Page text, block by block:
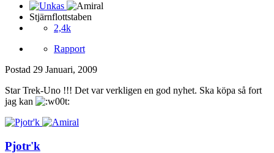
Stjärnflottstaben
2,4k
Rapport
Postad 29 Januari, 2009
Star Trek-Uno !!! Det var verkligen en god nyhet. Ska köpa så fort
jag kan
Pjotr'k